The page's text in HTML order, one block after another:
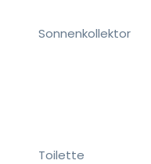
Sonnenkollektor
Toilette